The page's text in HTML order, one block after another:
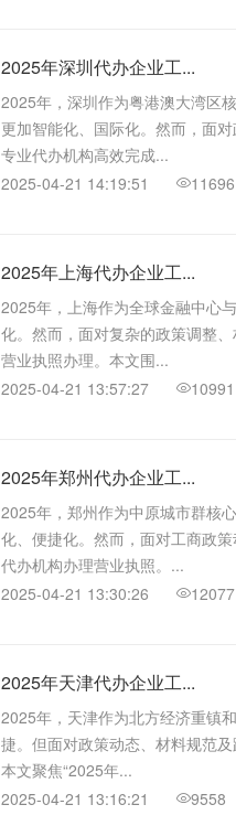
2025年深圳代办企业工...
2025年，深圳作为粤港澳大湾区
更加智能化、国际化。然而，面
专业代办机构高效完成...
2025-04-21 14:19:51
11696
2025年上海代办企业工...
2025年，上海作为全球金融中心
化。然而，面对复杂的政策调整
营业执照办理。本文围...
2025-04-21 13:57:27
10991
2025年郑州代办企业工...
2025年，郑州作为中原城市群核
化、便捷化。然而，面对工商政
代办机构办理营业执照。...
2025-04-21 13:30:26
12077
2025年天津代办企业工...
2025年，天津作为北方经济重镇
捷。但面对政策动态、材料规范
本文聚焦“2025年...
2025-04-21 13:16:21
9558